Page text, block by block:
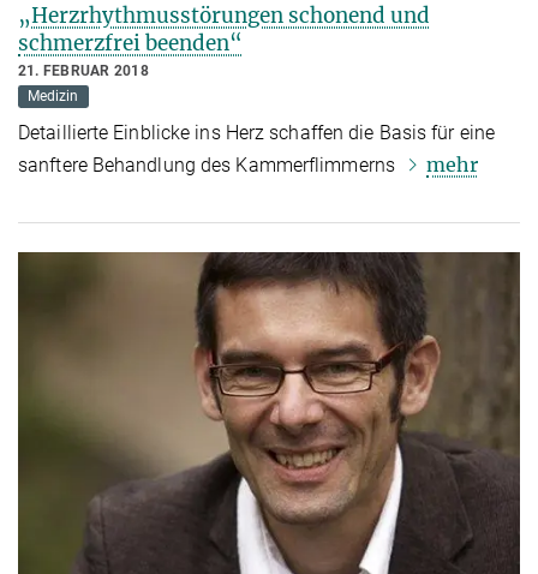
„Herzrhythmusstörungen schonend und
schmerzfrei beenden“
21. FEBRUAR 2018
Medizin
Detaillierte Einblicke ins Herz schaffen die Basis für eine
sanftere Behandlung des Kammerflimmerns
mehr